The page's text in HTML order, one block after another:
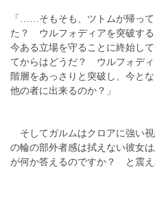
「……そもそも、ツトムが帰っ
た？ ウルフォディアを突破す
今ある立場を守ることに終始し
てからはどうだ？ ウルフォデ
階層をあっさりと突破し、今と
他の者に出来るのか？」
そしてガルムはクロアに強い
の輪の部外者感は拭えない彼女
が何か答えるのですか？ と震え